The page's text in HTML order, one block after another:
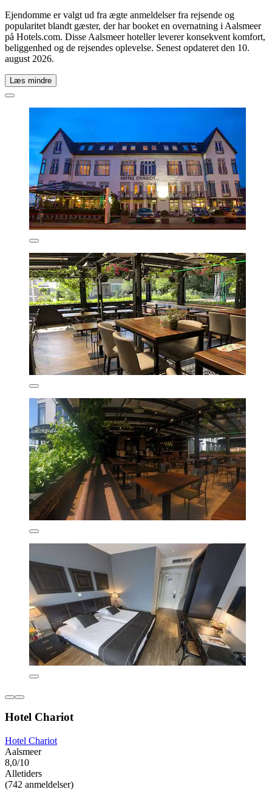
Ejendomme er valgt ud fra ægte anmeldelser fra rejsende og
popularitet blandt gæster, der har booket en overnatning i Aalsmeer
på Hotels.com. Disse Aalsmeer hoteller leverer konsekvent komfort,
beliggenhed og de rejsendes oplevelse. Senest opdateret den 10.
august 2026.
Læs mindre
Hotel Chariot
Hotel Chariot
Aalsmeer
8,0/10
Alletiders
(742 anmeldelser)